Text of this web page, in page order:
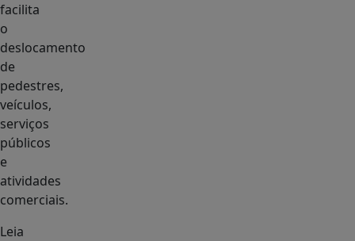
facilita
o
deslocamento
de
pedestres,
veículos,
serviços
públicos
e
atividades
comerciais.
Leia